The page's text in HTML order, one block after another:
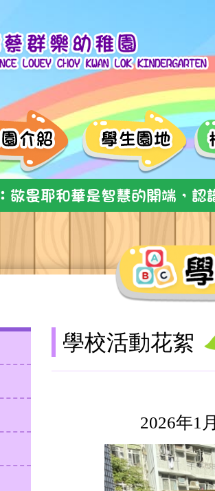
敬畏耶和華是智慧的開端，
學校活動花絮
2026年1